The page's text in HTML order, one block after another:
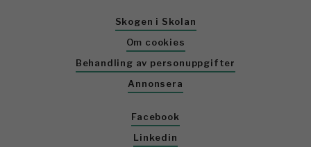
Skogen i Skolan
Om cookies
Behandling av personuppgifter
Annonsera
Facebook
Linkedin